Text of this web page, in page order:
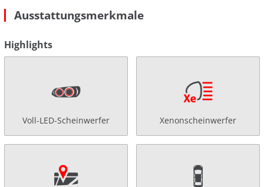
Ausstattungsmerkmale
Highlights
Voll-LED-Scheinwerfer Xenonscheinwerfer